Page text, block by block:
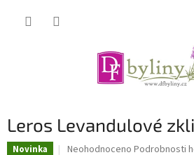
Leros Levandulové
Novinka
Průměrné
Neohodnoceno Podrobnosti